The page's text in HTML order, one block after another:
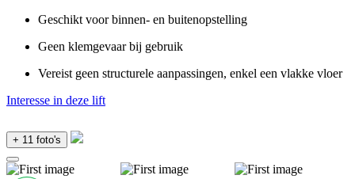
Geschikt voor binnen- en buitenopstelling
Geen klemgevaar bij gebruik
Vereist geen structurele aanpassingen, enkel een vlakke vloer
Interesse in deze lift
+ 11 foto's